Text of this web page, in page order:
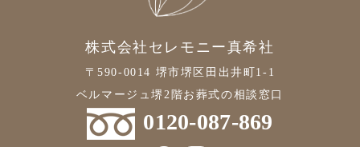
株式会社セレモニー真希社
〒590-0014 堺市堺区田出井町1-1
ベルマージュ堺2階お葬式の相談窓口
0120-087-869